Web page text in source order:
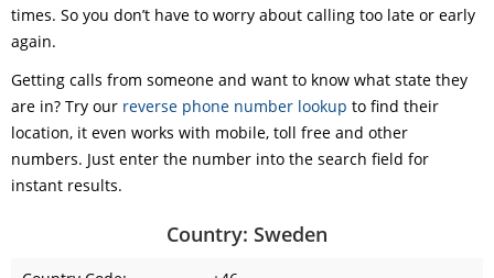
times. So you don’t have to worry about calling too late or early
again.
Getting calls from someone and want to know what state they
are in? Try our reverse phone number lookup to find their
location, it even works with mobile, toll free and other
numbers. Just enter the number into the search field for
instant results.
Country: Sweden